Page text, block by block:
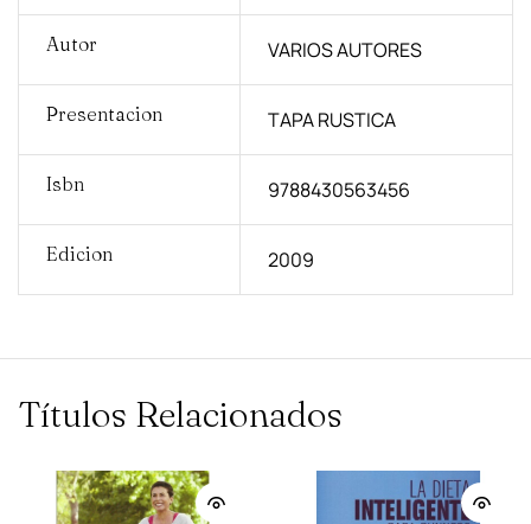
Autor VARIOS AUTORES
Presentacion TAPA RUSTICA
Isbn 9788430563456
Edicion 2009
Títulos Relacionados
AGOTADO